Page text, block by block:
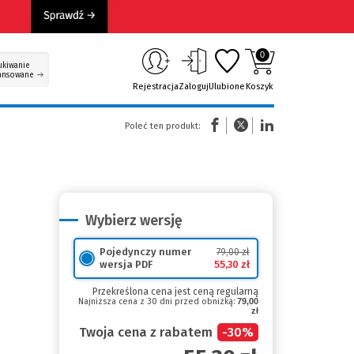
RejestracjaZalogujUlubione
0
Koszyk
Poleć ten produkt:
(Nowe okno)(Link do innej strony)
Wybierz wersję
Pojedynczy numer
wersja PDF
79,00 zł
55,30 zł
Przekreślona cena jest ceną regularną
Najniższa cena z 30 dni przed obniżką: 79,00
zł
Twoja cena z rabatem -30%